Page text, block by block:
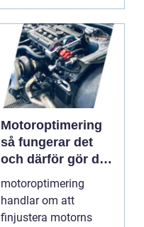
Motoroptimering
så fungerar det
och därför gör den
skillnad
motoroptimering
handlar om att
finjustera motorns